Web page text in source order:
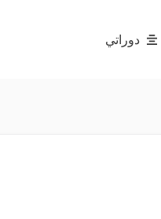
دوراتي